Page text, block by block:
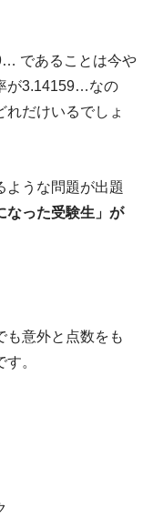
であることは今や
が3.14159…なの
だけいるでしょ
ような問題が出題
なった受験生」が
も意外と点数をも
。